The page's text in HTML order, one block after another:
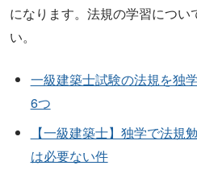
になります。法規の学習につい
い。
一級建築士試験の法規を独
6つ
【一級建築士】独学で法規
は必要ない件